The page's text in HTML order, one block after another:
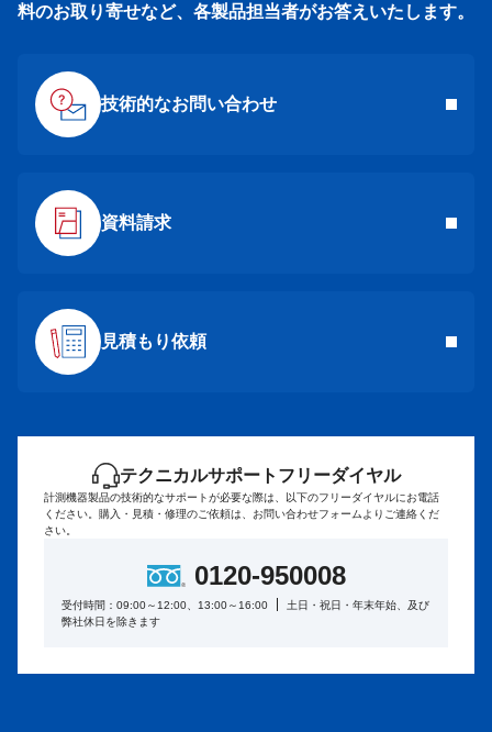
料のお取り寄せなど、各製品担当者がお答えいたします。
技術的なお問い合わせ
資料請求
見積もり依頼
テクニカルサポートフリーダイヤル
計測機器製品の技術的なサポートが必要な際は、以下のフリーダイヤルにお電話
ください。 購入・見積・修理のご依頼は、お問い合わせフォームよりご連絡くだ
さい。
0120-950008
受付時間：09:00～12:00、13:00～16:00
土日・祝日・年末年始、及び
弊社休日を除きます